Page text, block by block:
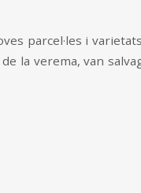
parcel·les i
la verema, van